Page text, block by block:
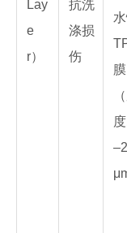
Lay
e
r）
抗洗
涤损
伤
膜